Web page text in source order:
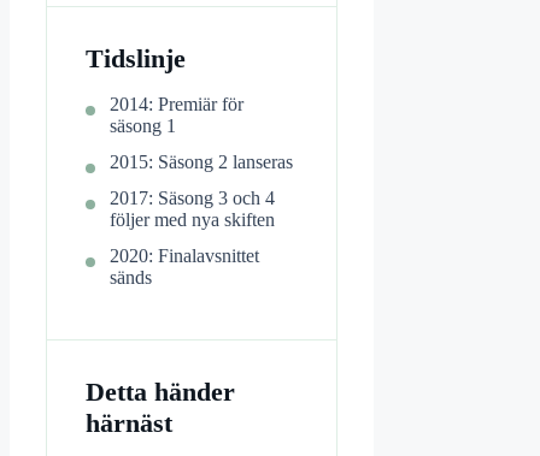
Tidslinje
2014: Premiär för
säsong 1
2015: Säsong 2 lanseras
2017: Säsong 3 och 4
följer med nya skiften
2020: Finalavsnittet
sänds
Detta händer
härnäst